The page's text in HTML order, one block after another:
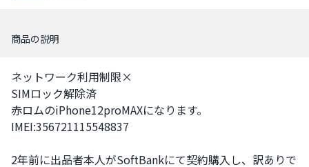
商品の説明
ネットワーク利用制限×
SIMロック解除済
赤ロムのiPhone12proMAXになります。
IMEI:356721115548837
2年前に出品者本人がSoftBankにて契約購入し、訳ありで